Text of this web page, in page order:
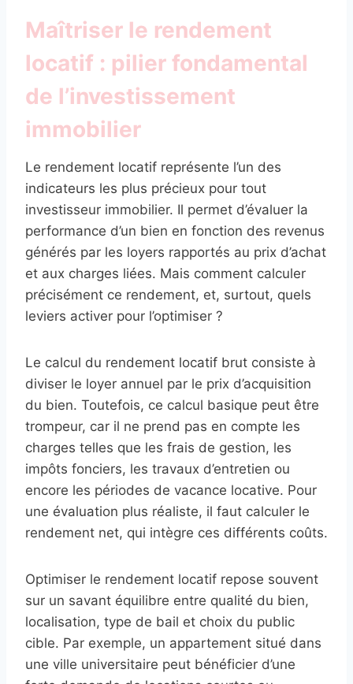
Maîtriser le rendement
locatif : pilier fondamental
de l’investissement
immobilier
Le rendement locatif représente l’un des
indicateurs les plus précieux pour tout
investisseur immobilier. Il permet d’évaluer la
performance d’un bien en fonction des revenus
générés par les loyers rapportés au prix d’achat
et aux charges liées. Mais comment calculer
précisément ce rendement, et, surtout, quels
leviers activer pour l’optimiser ?
Le calcul du rendement locatif brut consiste à
diviser le loyer annuel par le prix d’acquisition
du bien. Toutefois, ce calcul basique peut être
trompeur, car il ne prend pas en compte les
charges telles que les frais de gestion, les
impôts fonciers, les travaux d’entretien ou
encore les périodes de vacance locative. Pour
une évaluation plus réaliste, il faut calculer le
rendement net, qui intègre ces différents coûts.
Optimiser le rendement locatif repose souvent
sur un savant équilibre entre qualité du bien,
localisation, type de bail et choix du public
cible. Par exemple, un appartement situé dans
une ville universitaire peut bénéficier d’une